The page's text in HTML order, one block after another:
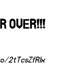
OVER!!!
2tTcsZfRlx